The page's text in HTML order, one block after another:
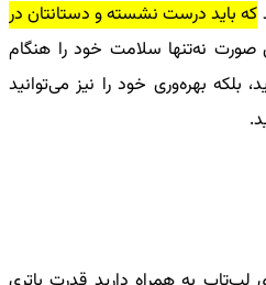
که باید درست نشسته و دستانتان در
صورت نه‌تنها سلامت خود را هنگام
بلکه بهره‌وری خود را نیز می‌توانید